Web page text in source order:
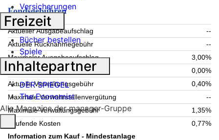
Fondsgebühren
Aktueller Ausgabeaufschlag
--
Aktuelle Rücknahmegebühr
--
Maximaler Ausgabeaufschlag
3,00%
Maximale Rücknahmegebühr
0,00%
Aktuelle Verwaltungsgebühr
0,40%
Maximale Verwahrstellenvergütung
--
Maximale Verwaltungsgebühr
1,35%
Laufende Kosten
0,77%
Information zum Kauf - Mindestanlage
Versicherungen
Freizeit
Bücher bestellen
Spiele
Inhaltepartner
DER SPIEGEL
The Economist
Alle Magazine der manager-Gruppe